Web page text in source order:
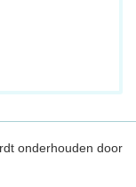
onderhouden door